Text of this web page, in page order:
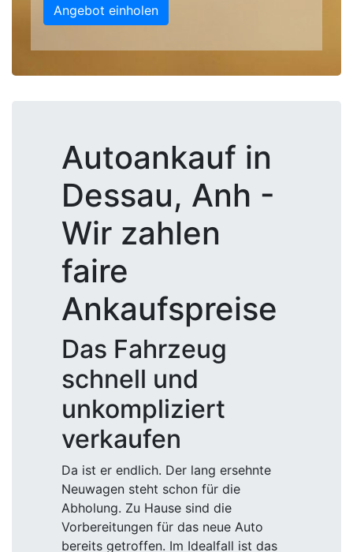
Angebot einholen
Autoankauf in
Dessau, Anh -
Wir zahlen
faire
Ankaufspreise
Das Fahrzeug
schnell und
unkompliziert
verkaufen
Da ist er endlich. Der lang ersehnte
Neuwagen steht schon für die
Abholung. Zu Hause sind die
Vorbereitungen für das neue Auto
bereits getroffen. Im Idealfall ist das